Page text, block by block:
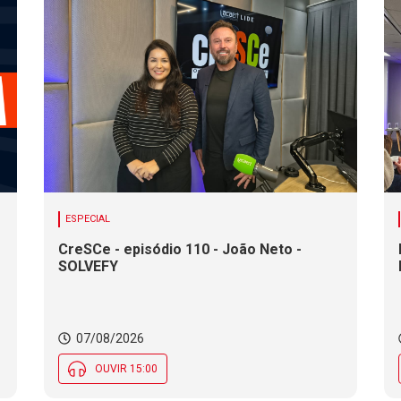
ESPECIAL
CreSCe - episódio 110 - João Neto -
SOLVEFY
07/08/2026
OUVIR 15:00